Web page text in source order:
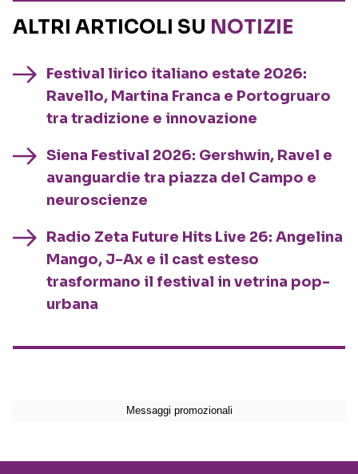
ALTRI ARTICOLI SU NOTIZIE
Festival lirico italiano estate 2026:
Ravello, Martina Franca e Portogruaro
tra tradizione e innovazione
Siena Festival 2026: Gershwin, Ravel e
avanguardie tra piazza del Campo e
neuroscienze
Radio Zeta Future Hits Live 26: Angelina
Mango, J-Ax e il cast esteso
trasformano il festival in vetrina pop-
urbana